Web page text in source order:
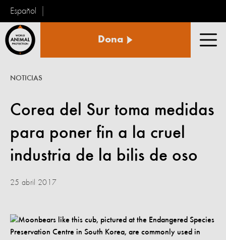
Español
Animal
Dona
Corea del Sur toma medidas
para poner fin a la cruel
industria de la bilis de oso
NOTICIAS
25 abril 2017